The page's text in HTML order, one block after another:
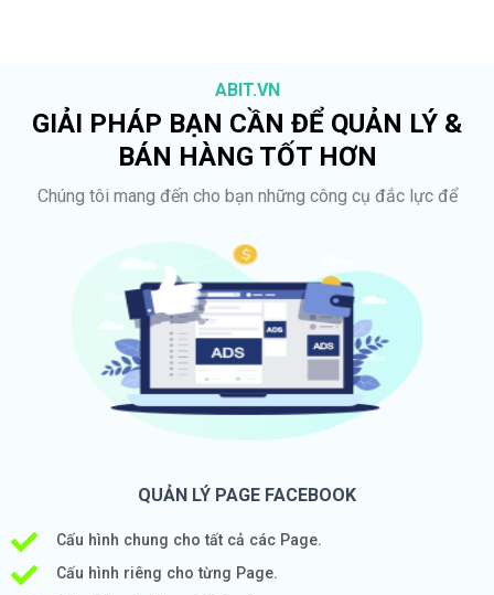
ABIT.VN
GIẢI PHÁP BẠN CẦN ĐỂ QUẢN LÝ &
BÁN HÀNG TỐT HƠN
Chúng tôi mang đến cho bạn những công cụ đắc lực để
QUẢN LÝ PAGE FACEBOOK
Cấu hình chung cho tất cả các Page.
Cấu hình riêng cho từng Page.